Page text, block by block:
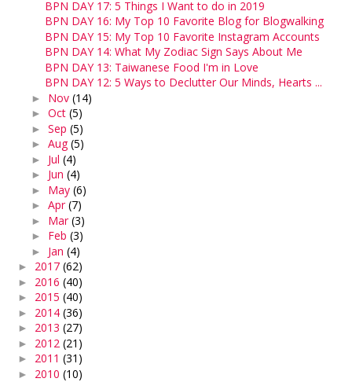
BPN DAY 17: 5 Things I Want to do in 2019
BPN DAY 16: My Top 10 Favorite Blog for Blogwalking
BPN DAY 15: My Top 10 Favorite Instagram Accounts
BPN DAY 14: What My Zodiac Sign Says About Me
BPN DAY 13: Taiwanese Food I'm in Love
BPN DAY 12: 5 Ways to Declutter Our Minds, Hearts ...
► Nov(14)
►Oct(5)
►Sep(5)
►Aug(5)
► Jul(4)
► Jun(4)
► May(6)
►Apr(7)
► Mar(3)
► Feb(3)
► Jan(4)
► 2017(62)
► 2016(40)
► 2015(40)
► 2014(36)
► 2013(27)
► 2012(21)
► 2011(31)
► 2010(10)